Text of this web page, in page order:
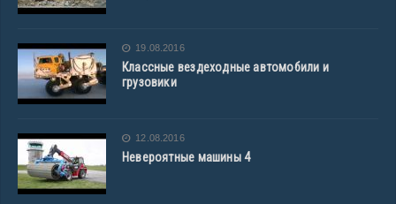
19.08.2016
Классные вездеходные автомобили и
грузовики
12.08.2016
Невероятные машины 4